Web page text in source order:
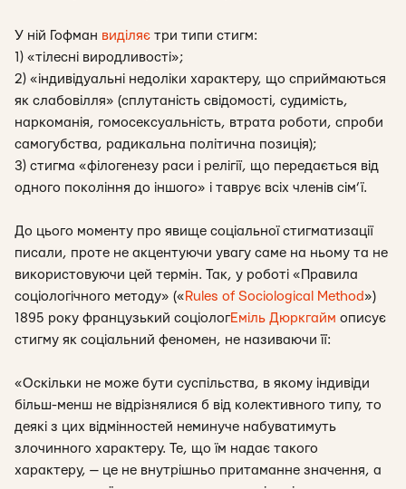
У ній Гофман виділяє три типи стигм:
1) «тілесні виродливості»;
2) «індивідуальні недоліки характеру, що сприймаються
як слабовілля» (сплутаність свідомості, судимість,
наркоманія, гомосексуальність, втрата роботи, спроби
самогубства, радикальна політична позиція);
3) стигма «філогенезу раси і релігії, що передається від
одного покоління до іншого» і таврує всіх членів сім’ї.
До цього моменту про явище соціальної стигматизації
писали, проте не акцентуючи увагу саме на ньому та не
використовуючи цей термін. Так, у роботі «Правила
соціологічного методу» (« Rules of Sociological Method»)
1895 року французький соціологЕміль Дюркгайм описує
стигму як соціальний феномен, не називаючи її:
«Оскільки не може бути суспільства, в якому індивіди
більш-менш не відрізнялися б від колективного типу, то
деякі з цих відмінностей неминуче набуватимуть
злочинного характеру. Те, що їм надає такого
характеру, — це не внутрішньо притаманне значення, а